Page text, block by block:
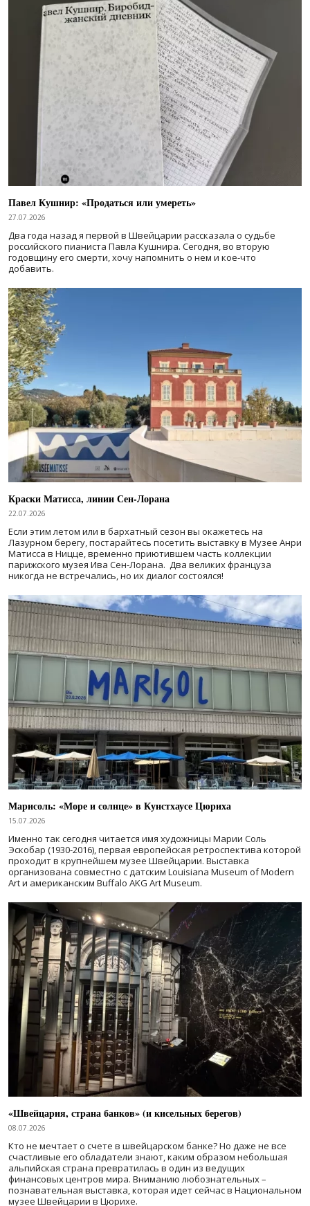
Павел Кушнир: «Продаться или умереть»
27.07.2026
Два года назад я первой в Швейцарии рассказала о судьбе
российского пианиста Павла Кушнира. Сегодня, во вторую
годовщину его смерти, хочу напомнить о нем и кое-что
добавить.
Краски Матисса, линии Сен-Лорана
22.07.2026
Если этим летом или в бархатный сезон вы окажетесь на
Лазурном берегу, постарайтесь посетить выставку в Музее Анри
Матисса в Ницце, временно приютившем часть коллекции
парижского музея Ива Сен-Лорана. Два великих француза
никогда не встречались, но их диалог состоялся!
Марисоль: «Море и солнце» в Кунстхаусе Цюриха
15.07.2026
Именно так сегодня читается имя художницы Марии Соль
Эскобар (1930-2016), первая европейская ретроспектива которой
проходит в крупнейшем музее Швейцарии. Выставка
организована совместно с датским Louisiana Museum of Modern
Art и американским Buffalo AKG Art Museum.
«Швейцария, страна банков» (и кисельных берегов)
08.07.2026
Кто не мечтает о счете в швейцарском банке? Но даже не все
счастливые его обладатели знают, каким образом небольшая
альпийская страна превратилась в один из ведущих
финансовых центров мира. Вниманию любознательных –
познавательная выставка, которая идет сейчас в Национальном
музее Швейцарии в Цюрихе.